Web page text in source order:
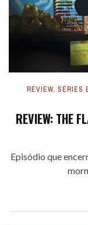
REVIEW, SÉRIES
REVIEW: THE
Episódio que